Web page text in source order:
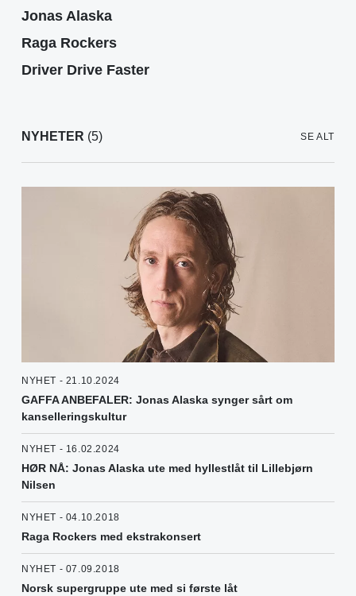
Jonas Alaska
Raga Rockers
Driver Drive Faster
NYHETER (5) SE ALT
NYHET - 21.10.2024
GAFFA ANBEFALER: Jonas Alaska synger sårt om
kanselleringskultur
NYHET - 16.02.2024
HØR NÅ: Jonas Alaska ute med hyllestlåt til Lillebjørn
Nilsen
NYHET - 04.10.2018
Raga Rockers med ekstrakonsert
NYHET - 07.09.2018
Norsk supergruppe ute med si første låt